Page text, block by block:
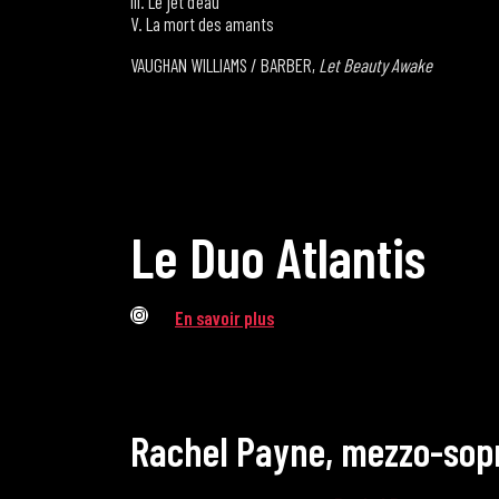
V. La mort des amants
VAUGHAN WILLIAMS / BARBER, Let Beauty Awake
Le Duo Atlantis
InstagramEn savoir plus
Rachel Payne, mezzo-sop